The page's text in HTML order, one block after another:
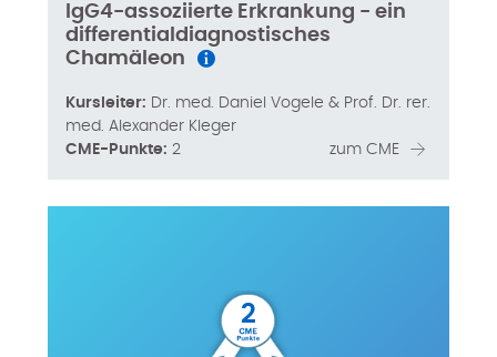
IgG4-assoziierte Erkrankung - ein
differentialdiagnostisches
Chamäleon
Kursleiter: Dr. med. Daniel Vogele & Prof. Dr. rer.
med. Alexander Kleger
CME-Punkte: 2 zum CME
2